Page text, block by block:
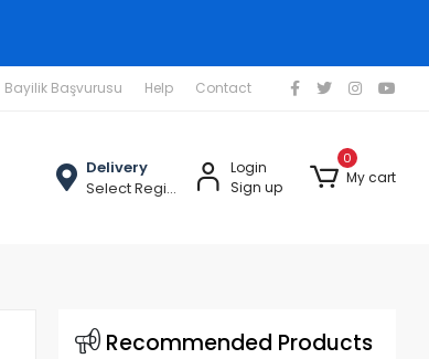
Bayilik Başvurusu Help Contact
Delivery
Select Region
Login
Sign up
0
My cart
Recommended Products